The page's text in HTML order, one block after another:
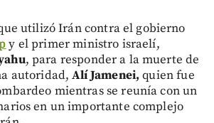
utilizó Irán contra el gobierno
y el primer ministro israelí,
, para responder a la muerte de
autoridad,Alí Jamenei, quien fue
mientras se reunía con un
en un importante complejo